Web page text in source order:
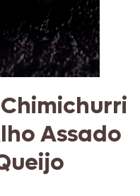
Assado